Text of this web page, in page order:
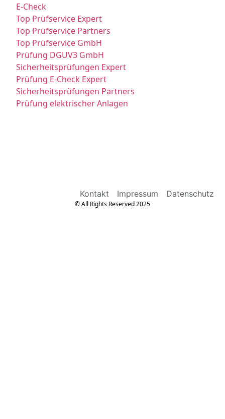
E-Check
Top Prüfservice Expert
Top Prüfservice Partners
Top Prüfservice GmbH
Prüfung DGUV3 GmbH
Sicherheitsprüfungen Expert
Prüfung E-Check Expert
Sicherheitsprüfungen Partners
Prüfung elektrischer Anlagen
Kontakt Impressum Datenschutz
© All Rights Reserved 2025